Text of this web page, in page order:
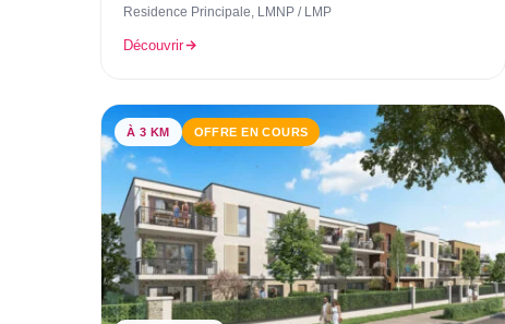
Residence Principale, LMNP / LMP
Découvrir
À 3 KM OFFRE EN COURS